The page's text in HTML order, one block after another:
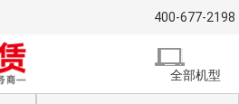
400-677-2198
全部机型